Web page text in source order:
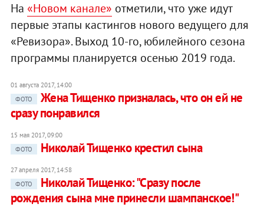
На «Новом канале» отметили, что уже идут
первые этапы кастингов нового ведущего для
«Ревизора». Выход 10-го, юбилейного сезона
программы планируется осенью 2019 года.
01 августа 2017, 14:00
ФОТО
Жена Тищенко призналась, что он ей не
сразу понравился
15 мая 2017, 09:00
ФОТО
Николай Тищенко крестил сына
27 апреля 2017, 14:58
ФОТО
Николай Тищенко: "Сразу после
рождения сына мне принесли шампанское!"